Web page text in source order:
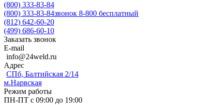
(800) 333-83-84
(800) 333-83-84звонок 8-800 бесплатный
(812) 642-60-20
(499) 686-60-10
Заказать звонок
E-mail
info@24weld.ru
Адрес
СПб, Балтийская 2/14
м.Нарвская
Режим работы
ПН-ПТ с 09:00 до 19:00